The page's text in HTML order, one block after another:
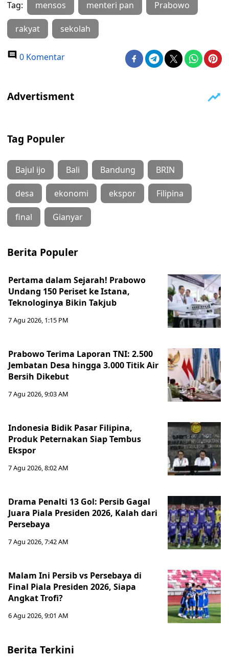
Tag: mensos menteri pan Prabowo
rakyat sekolah
0 Komentar
Tag Populer
Bajul ijo Bali Bandung BRIN
desa ekonomi ekspor Filipina
final Gianyar
Berita Populer
Pertama dalam Sejarah! Prabowo
Undang 150 Periset ke Istana,
Teknologinya Bikin Takjub
7 Agu 2026, 1:15 PM
Prabowo Terima Laporan TNI: 2.500
Jembatan Desa hingga 3.000 Titik Air
Bersih Dikebut
7 Agu 2026, 9:03 AM
Indonesia Bidik Pasar Filipina,
Produk Peternakan Siap Tembus
Ekspor
7 Agu 2026, 8:02 AM
Drama Penalti 13 Gol: Persib Gagal
Juara Piala Presiden 2026, Kalah dari
Persebaya
7 Agu 2026, 7:42 AM
Malam Ini Persib vs Persebaya di
Final Piala Presiden 2026, Siapa
Angkat Trofi?
6 Agu 2026, 9:01 AM
Berita Terkini